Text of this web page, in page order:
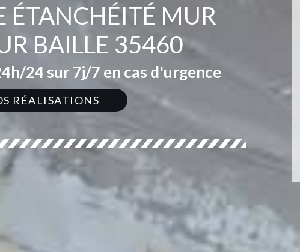
ÉTANCHÉITÉ MUR
BAILLE 35460
24 sur 7j/7 en cas d'urgence
RÉALISATIONS